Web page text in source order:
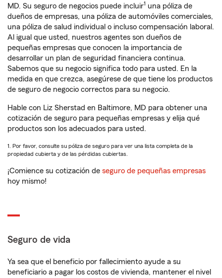
MD. Su seguro de negocios puede incluir1 una póliza de
dueños de empresas, una póliza de automóviles comerciales,
una póliza de salud individual o incluso compensación laboral.
Al igual que usted, nuestros agentes son dueños de
pequeñas empresas que conocen la importancia de
desarrollar un plan de seguridad financiera continua.
Sabemos que su negocio significa todo para usted. En la
medida en que crezca, asegúrese de que tiene los productos
de seguro de negocio correctos para su negocio.
Hable con Liz Sherstad en Baltimore, MD para obtener una
cotización de seguro para pequeñas empresas y elija qué
productos son los adecuados para usted.
1. Por favor, consulte su póliza de seguro para ver una lista completa de la
propiedad cubierta y de las pérdidas cubiertas.
¡Comience su cotización de seguro de pequeñas empresas
hoy mismo!
Seguro de vida
Ya sea que el beneficio por fallecimiento ayude a su
beneficiario a pagar los costos de vivienda, mantener el nivel